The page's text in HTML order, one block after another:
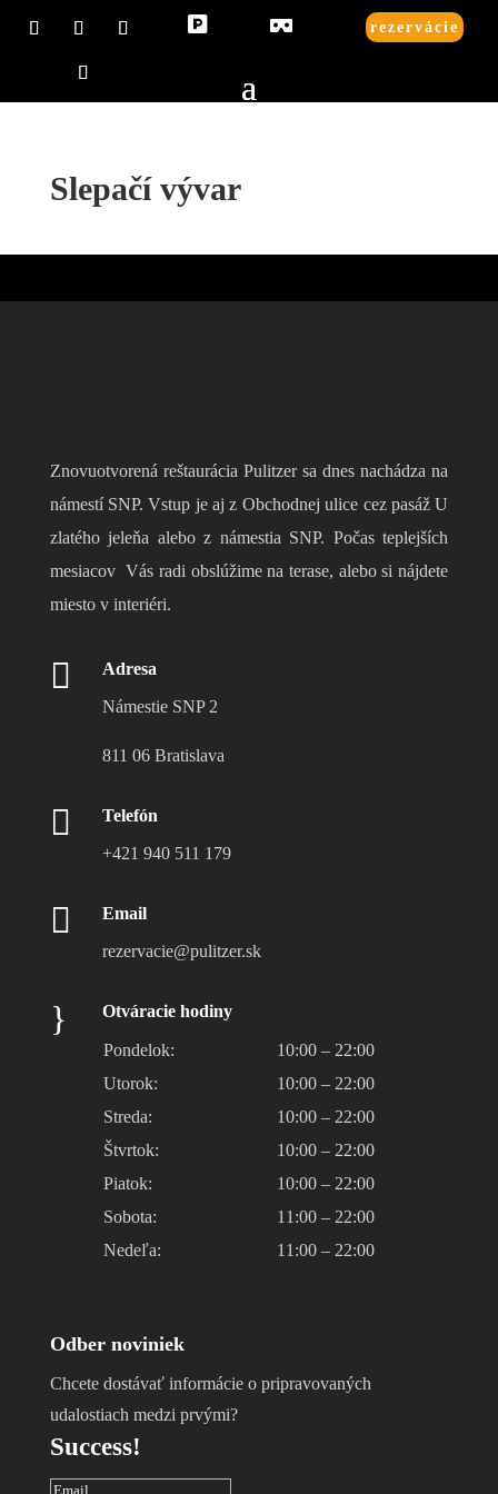
  rezervácie
Slepačí vývar
Znovuotvorená reštaurácia Pulitzer sa dnes nachádza na
námestí SNP. Vstup je aj z Obchodnej ulice cez pasáž U
zlatého jeleňa alebo z námestia SNP. Počas teplejších
mesiacov Vás radi obslúžime na terase, alebo si nájdete
miesto v interiéri.

Adresa
Námestie SNP 2
811 06 Bratislava

Telefón
+421 940 511 179

Email
rezervacie@pulitzer.sk
} Otváracie hodiny
Pondelok:
10:00 – 22:00
Utorok:
10:00 – 22:00
Streda:
10:00 – 22:00
Štvrtok:
10:00 – 22:00
Piatok:
10:00 – 22:00
Sobota:
11:00 – 22:00
Nedeľa:
11:00 – 22:00
Odber noviniek
Chcete dostávať informácie o pripravovaných
udalostiach medzi prvými?
Success!